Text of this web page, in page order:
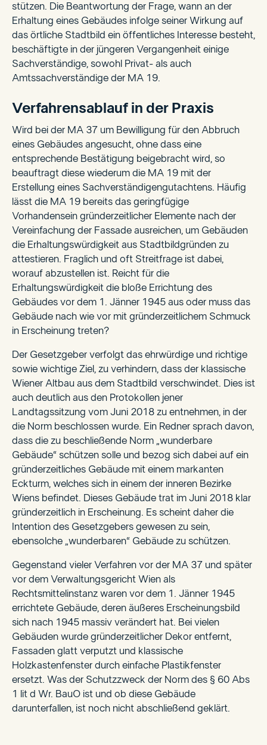
stützen. Die Beantwortung der Frage, wann an der
Erhaltung eines Gebäudes infolge seiner Wirkung auf
das örtliche Stadtbild ein öffentliches Interesse besteht,
beschäftigte in der jüngeren Vergangenheit einige
Sachverständige, sowohl Privat- als auch
Amtssachverständige der MA 19.
Verfahrensablauf in der Praxis
Wird bei der MA 37 um Bewilligung für den Abbruch
eines Gebäudes angesucht, ohne dass eine
entsprechende Bestätigung beigebracht wird, so
beauftragt diese wiederum die MA 19 mit der
Erstellung eines Sachverständigengutachtens. Häufig
lässt die MA 19 bereits das geringfügige
Vorhandensein gründerzeitlicher Elemente nach der
Vereinfachung der Fassade ausreichen, um Gebäuden
die Erhaltungswürdigkeit aus Stadtbildgründen zu
attestieren. Fraglich und oft Streitfrage ist dabei,
worauf abzustellen ist. Reicht für die
Erhaltungswürdigkeit die bloße Errichtung des
Gebäudes vor dem 1. Jänner 1945 aus oder muss das
Gebäude nach wie vor mit gründerzeitlichem Schmuck
in Erscheinung treten?
Der Gesetzgeber verfolgt das ehrwürdige und richtige
sowie wichtige Ziel, zu verhindern, dass der klassische
Wiener Altbau aus dem Stadtbild verschwindet. Dies ist
auch deutlich aus den Protokollen jener
Landtagssitzung vom Juni 2018 zu entnehmen, in der
die Norm beschlossen wurde. Ein Redner sprach davon,
dass die zu beschließende Norm „wunderbare
Gebäude“ schützen solle und bezog sich dabei auf ein
gründerzeitliches Gebäude mit einem markanten
Eckturm, welches sich in einem der inneren Bezirke
Wiens befindet. Dieses Gebäude trat im Juni 2018 klar
gründerzeitlich in Erscheinung. Es scheint daher die
Intention des Gesetzgebers gewesen zu sein,
ebensolche „wunderbaren“ Gebäude zu schützen.
Gegenstand vieler Verfahren vor der MA 37 und später
vor dem Verwaltungsgericht Wien als
Rechtsmittelinstanz waren vor dem 1. Jänner 1945
errichtete Gebäude, deren äußeres Erscheinungsbild
sich nach 1945 massiv verändert hat. Bei vielen
Gebäuden wurde gründerzeitlicher Dekor entfernt,
Fassaden glatt verputzt und klassische
Holzkastenfenster durch einfache Plastikfenster
ersetzt. Was der Schutzzweck der Norm des § 60 Abs
1 lit d Wr. BauO ist und ob diese Gebäude
darunterfallen, ist noch nicht abschließend geklärt.